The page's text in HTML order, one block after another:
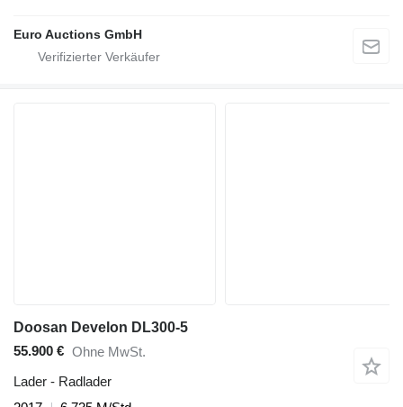
Euro Auctions GmbH
Doosan Develon DL300-5
55.900 € Ohne MwSt.
Lader - Radlader